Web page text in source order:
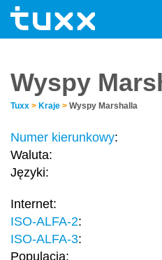
Wyspy
Tuxx > Kraje > Wyspy Marshalla
Numer kierunkowy:
Waluta:
Języki:
Internet:
ISO-ALFA-2:
ISO-ALFA-3:
Populacja: